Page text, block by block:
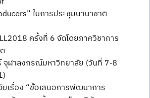
ในการประชุมนานาชาติ
ครั้งที่ 6 จัดโดยภาควิชาการ
ฬาลงกรณ์มหาวิทยาลัย (วันที่ 7-8
เรื่อง “ข้อเสนอการพัฒนาการ